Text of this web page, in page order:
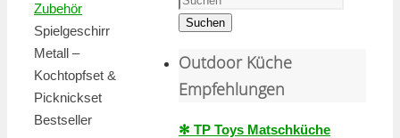
Zubehör
Spielgeschirr
Metall –
Kochtopfset &
Picknickset
Bestseller
Suchen
Outdoor Küche
Empfehlungen
✻ TP Toys Matschküche